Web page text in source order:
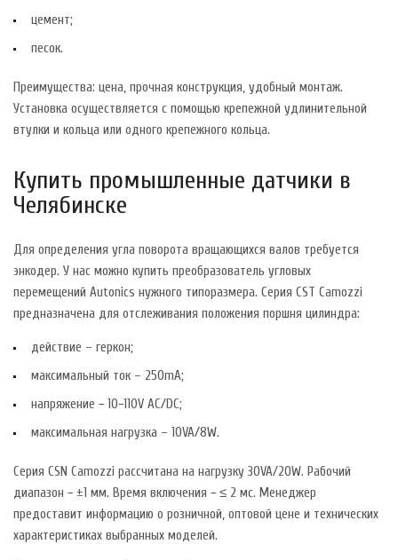
цемент;
песок.
Преимущества: цена, прочная конструкция, удобный монтаж.
Установка осуществляется с помощью крепежной удлинительной
втулки и кольца или одного крепежного кольца.
Купить промышленные датчики в
Челябинске
Для определения угла поворота вращающихся валов требуется
энкодер. У нас можно купить преобразователь угловых
перемещений Autonics нужного типоразмера. Серия CST Camozzi
предназначена для отслеживания положения поршня цилиндра:
действие – геркон;
максимальный ток – 250mA;
напряжение − 10−110V AC/DC;
максимальная нагрузка – 10VA/8W.
Серия CSN Camozzi рассчитана на нагрузку 30VA/20W. Рабочий
диапазон − ±1 мм. Время включения − ≤ 2 мс. Менеджер
предоставит информацию о розничной, оптовой цене и технических
характеристиках выбранных моделей.